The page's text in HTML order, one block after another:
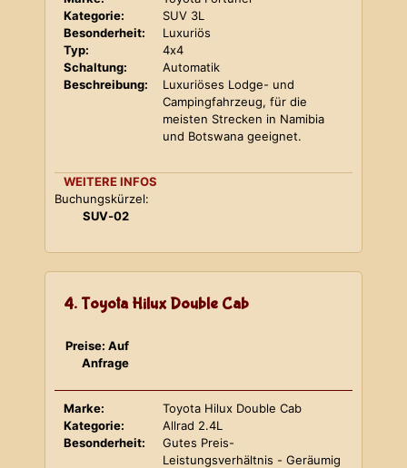
Kategorie:
SUV 3L
Besonderheit:
Luxuriös
Typ:
4x4
Schaltung:
Automatik
Beschreibung:
Luxuriöses Lodge- und
Campingfahrzeug, für die
meisten Strecken in Namibia
und Botswana geeignet.
WEITERE INFOS
Buchungskürzel:
SUV-02
4. Toyota Hilux Double Cab
Preise: Auf
Anfrage
Marke:
Toyota Hilux Double Cab
Kategorie:
Allrad 2.4L
Besonderheit:
Gutes Preis-
Leistungsverhältnis - Geräumig